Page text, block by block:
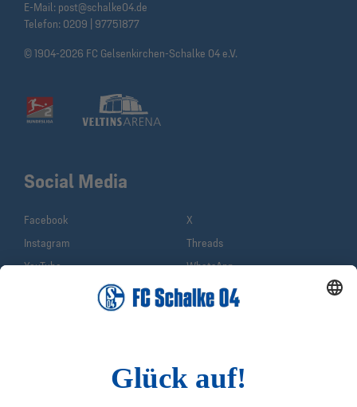
E-Mail: post@schalke04.de
Telefon: 0209 | 97751877
© 1904-2026 FC Gelsenkirchen-Schalke 04 e.V.
Social Media
Facebook
X
Instagram
Threads
YouTube
WhatsApp
Sina Weibo